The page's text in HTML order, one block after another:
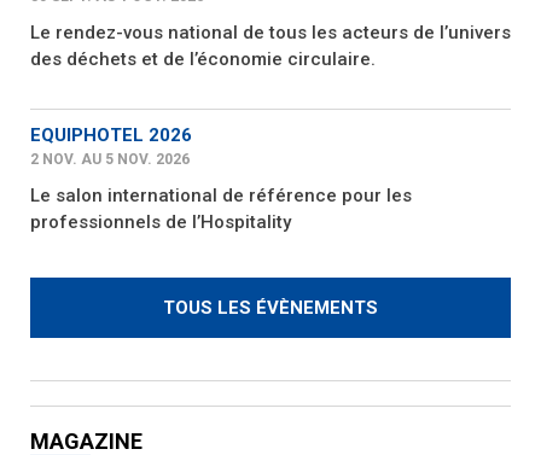
Le rendez-vous national de tous les acteurs de l’univers
des déchets et de l’économie circulaire.
EQUIPHOTEL 2026
2 NOV. AU 5 NOV. 2026
Le salon international de référence pour les
professionnels de l’Hospitality
TOUS LES ÉVÈNEMENTS
MAGAZINE